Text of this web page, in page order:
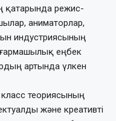
қатарында режис­
аниматорлар,
индустриясының
еңбек
арт­ында үлкен
теориясының
және креативті